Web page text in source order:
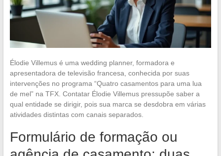
Élodie Villemus é uma wedding planner, formadora e
apresentadora de televisão francesa, conhecida por suas
intervenções no programa “Quatro casamentos para uma lua
de mel” na TFX. Contatar Élodie Villemus pressupõe saber a
qual entidade se dirigir, pois sua marca se desdobra em várias
atividades distintas com canais separados.
Formulário de formação ou